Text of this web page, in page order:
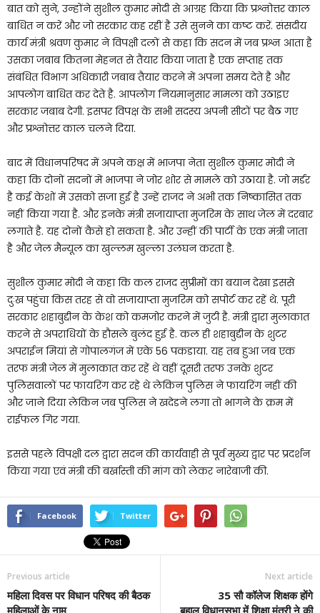
बात को सुने, उन्होंने सुशील कुमार मोदी से आग्रह किया कि प्रश्नोत्तर काल
बाधित न करें और जो सरकार कह रहीं है उसे सुनने का कष्ट करें. संसदीय
कार्य मंत्री श्रवण कुमार ने विपक्षी दलों से कहा कि सदन में जब प्रश्न आता है
उसका जबाब कितना मेहनत से तैयार किया जाता है एक सप्ताह तक
संबंधित विभाग अधिकारी जबाब तैयार करने में अपना समय देते है और
आपलोग बाधित कर देते है. आपलोग नियमानुसार मामला को उठाइए
सरकार जबाब देगी. इसपर विपक्ष के सभी सदस्य अपनी सीटों पर बैठ गए
और प्रश्नोत्तर काल चलने दिया.
बाद में विधानपरिषद में अपने कक्ष में भाजपा नेता सुशील कुमार मोदी ने
कहा कि दोनों सदनों में भाजपा ने जोर शोर से मामले को उठाया है. जो मर्डर
है कई केशों में उसको सजा हुई है उन्हें राजद ने अभी तक निष्कासित तक
नहीं किया गया है. और इनके मंत्री सजायाप्ता मुजरिम के साथ जेल में दरबार
लगाते है. यह दोनों कैसे हो सकता है. और उन्हीं की पार्टी के एक मंत्री जाता
है और जेल मैन्यूल का खुल्लम खुल्ला उलंघन करता है.
सुशील कुमार मोदी ने कहा कि कल राजद सुप्रीमों का बयान देखा इससे
दुःख पहुंचा किस तरह से वो सजायाप्ता मुजरिम को सपोर्ट कर रहें थे. पूरी
सरकार शहाबुद्दीन के केश को कमजोर करने में जुटी है. मंत्री द्वारा मुलाकात
करने से अपराधियों के हौसले बुलंद हुई है. कल ही शहाबुद्दीन के शुटर
अपराईन मियां से गोपालगंज में एके 56 पकडाया. यह तब हुआ जब एक
तरफ मंत्री जेल में मुलाकात कर रहें थे वहीं दूसरी तरफ उनके शुटर
पुलिसवालों पर फायरिंग कर रहे थे लेकिन पुलिस ने फायरिंग नहीं की
और जाने दिया लेकिन जब पुलिस ने खदेडने लगा तो भागने के क्रम में
राईफल गिर गया.
इससे पहले विपक्षी दल द्वारा सदन की कार्यवाही से पूर्व मुख्य द्वार पर प्रदर्शन
किया गया एवं मंत्री की बर्खास्ती की मांग को लेकर नारेबाजी की.
Facebook Twitter
Previous article
महिला दिवस पर विधान परिषद की बैठक
Next article
35 सौ कॉलेज शिक्षक होंगे